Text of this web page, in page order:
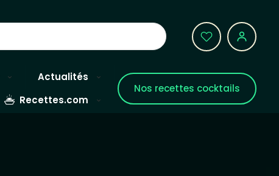
Actualités
Recettes.com
Nos recettes cocktails